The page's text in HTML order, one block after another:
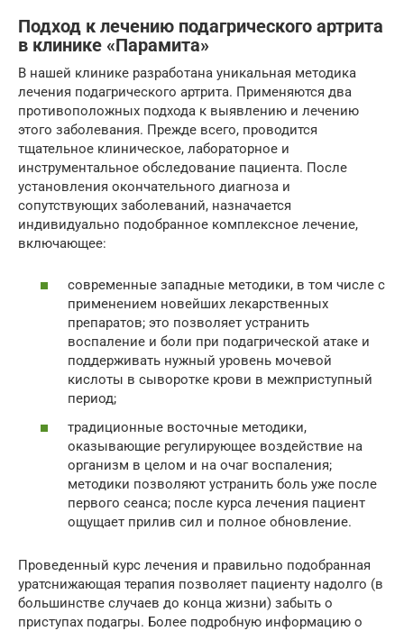
Подход к лечению подагрического артрита
в клинике «Парамита»
В нашей клинике разработана уникальная методика
лечения подагрического артрита. Применяются два
противоположных подхода к выявлению и лечению
этого заболевания. Прежде всего, проводится
тщательное клиническое, лабораторное и
инструментальное обследование пациента. После
установления окончательного диагноза и
сопутствующих заболеваний, назначается
индивидуально подобранное комплексное лечение,
включающее:
современные западные методики, в том числе с
применением новейших лекарственных
препаратов; это позволяет устранить
воспаление и боли при подагрической атаке и
поддерживать нужный уровень мочевой
кислоты в сыворотке крови в межприступный
период;
традиционные восточные методики,
оказывающие регулирующее воздействие на
организм в целом и на очаг воспаления;
методики позволяют устранить боль уже после
первого сеанса; после курса лечения пациент
ощущает прилив сил и полное обновление.
Проведенный курс лечения и правильно подобранная
уратснижающая терапия позволяет пациенту надолго (в
большинстве случаев до конца жизни) забыть о
приступах подагры. Более подробную информацию о